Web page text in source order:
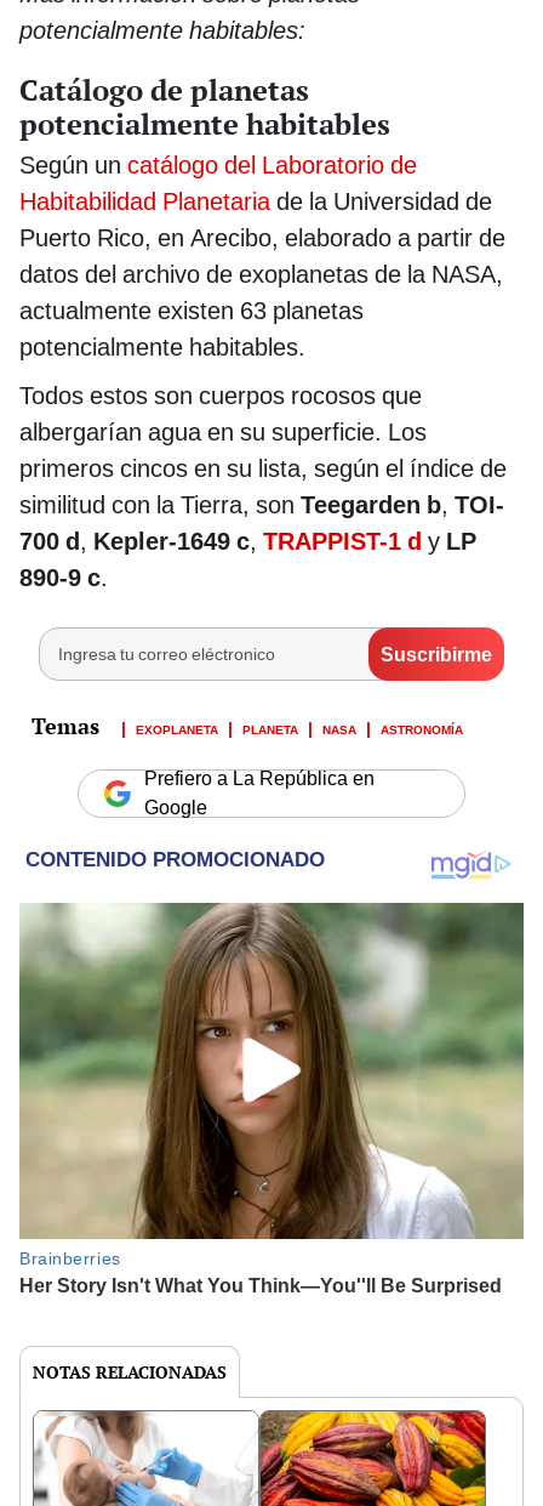
potencialmente habitables:
Catálogo de planetas
potencialmente habitables
Según un catálogo del Laboratorio de
Habitabilidad Planetariade la Universidad de
Puerto Rico, en Arecibo, elaborado a partir de
datos del archivo de exoplanetas de la NASA,
actualmente existen 63 planetas
potencialmente habitables.
Todos estos son cuerpos rocosos que
albergarían agua en su superficie. Los
primeros cincos en su lista, según el índice de
similitud con la Tierra, son Teegarden b, TOI-
700 d, Kepler-1649 c, TRAPPIST-1 d y LP
890-9 c.
EXOPLANETA PLANETA NASA ASTRONOMÍA
Prefiero a La República en
Google
NOTAS RELACIONADAS